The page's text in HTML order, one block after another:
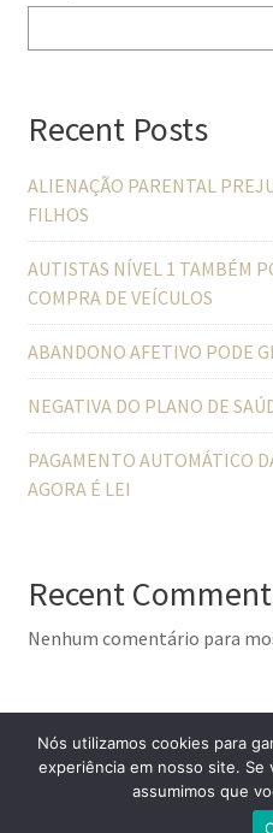
Recent Posts
ALIENAÇÃO PARENTAL
FILHOS
AUTISTAS NÍVEL 1 TAMBÉM
COMPRA DE VEÍCULOS
ABANDONO AFETIVO PODE
NEGATIVA DO PLANO DE
PAGAMENTO AUTOMÁTICO
AGORA É LEI
Recent
Nenhum comentário para
Nós utilizamos cookies para
experiência em nosso site.
assumimos que